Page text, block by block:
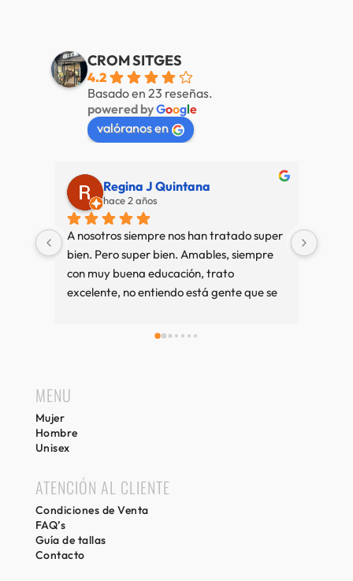
CROM SITGES
4.2
Basado en 23 reseñas.
powered byGoogle
valóranos en
Regina J Quintana
hace 2 años
A nosotros siempre nos han tratado super
bien. Pero super bien. Amables, siempre
con muy buena educación, trato
excelente, no entiendo está gente que se
una visita imprescindible, si compramos
Muy bien
amable
MENU
Mujer
Hombre
Unisex
ATENCIÓN AL CLIENTE
Condiciones de Venta
FAQ’s
Guía de tallas
Contacto